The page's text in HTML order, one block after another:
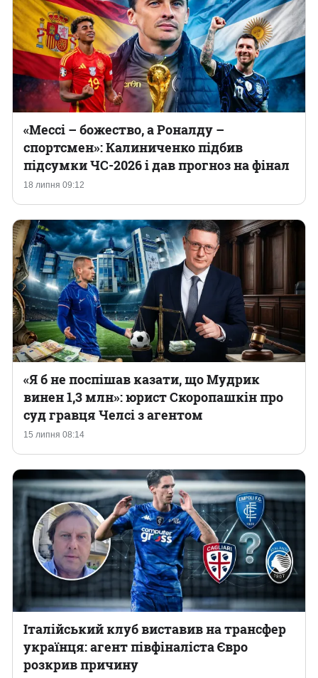
18 липня 09:12
«Мессі – божество, а Роналду –
спортсмен»: Калиниченко підбив
підсумки ЧС-2026 і дав прогноз на фінал
15 липня 08:14
«Я б не поспішав казати, що Мудрик
винен 1,3 млн»: юрист Скоропашкін про
суд гравця Челсі з агентом
Італійський клуб виставив на трансфер
українця: агент півфіналіста Євро
розкрив причину